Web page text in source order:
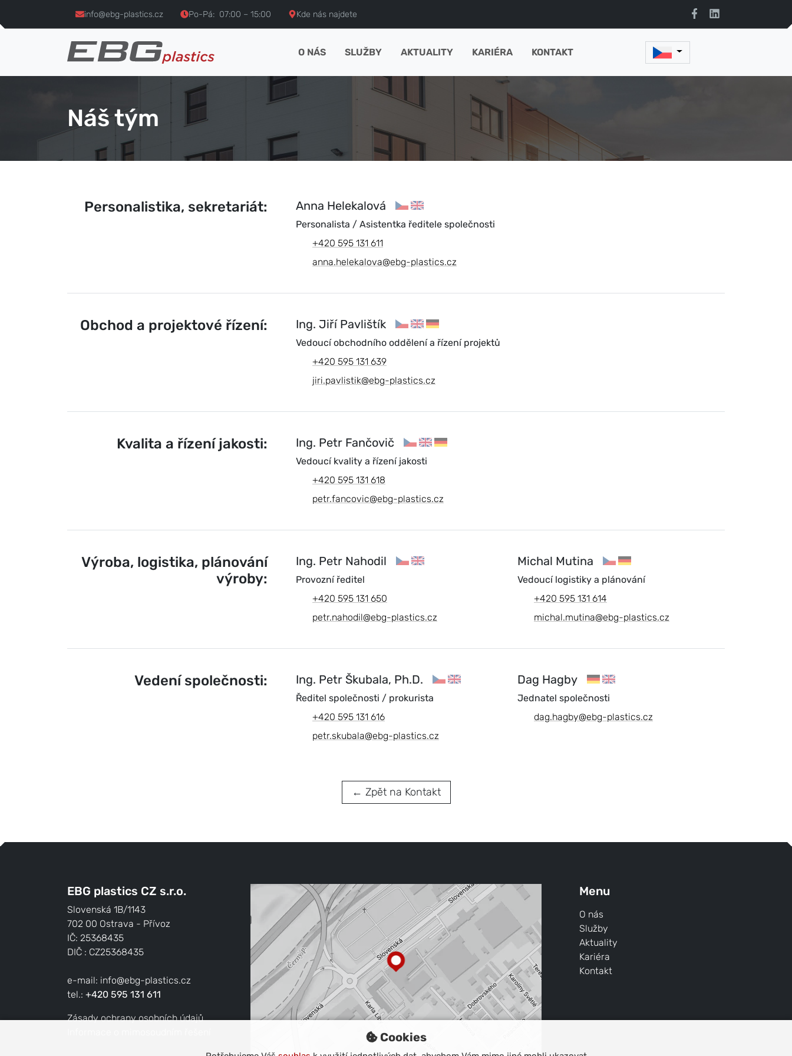
info@ebg-plastics.cz Po-Pá: 07:00 – 15:00 Kde nás najdete
O NÁS SLUŽBY AKTUALITY KARIÉRA
KONTAKT
Náš tým
Personalistika, sekretariát: Anna Helekalová
Personalista / Asistentka ředitele společnosti
+420 595 131 611
anna.helekalova@ebg-plastics.cz
Obchod a projektové řízení: Ing. Jiří Pavlištík
Vedoucí obchodního oddělení a řízení projektů
+420 595 131 639
jiri.pavlistik@ebg-plastics.cz
Kvalita a řízení jakosti: Ing. Petr Fančovič
Vedoucí kvality a řízení jakosti
+420 595 131 618
petr.fancovic@ebg-plastics.cz
Výroba, logistika, plánování
výroby:
Ing. Petr Nahodil
Provozní ředitel
+420 595 131 650
petr.nahodil@ebg-plastics.cz
Michal Mutina
Vedoucí logistiky a plánování
+420 595 131 614
michal.mutina@ebg-plastics.cz
Vedení společnosti: Ing. Petr Škubala, Ph.D.
Ředitel společnosti / prokurista
+420 595 131 616
petr.skubala@ebg-plastics.cz
Dag Hagby
Jednatel společnosti
dag.hagby@ebg-plastics.cz
← Zpět na Kontakt
EBG plastics CZ s.r.o.
Slovenská 1B/1143
702 00 Ostrava - Přívoz
IČ: 25368435
DIČ : CZ25368435
e-mail: info@ebg-plastics.cz
tel.: +420 595 131 611
Zásady ochrany osobních údajů
Menu
O nás
Služby
Aktuality
Kariéra
Kontakt
Cookies